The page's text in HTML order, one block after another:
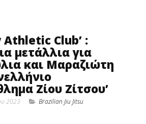
Athletic Club’ :
μετάλλια για
και Μαραζιώτη
Ζίου Ζίτσου’
2023
Brazilian Jiu Jitsu